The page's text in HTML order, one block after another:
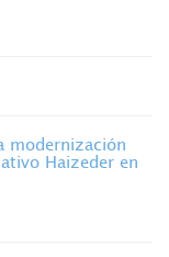
modernización
Haizeder en